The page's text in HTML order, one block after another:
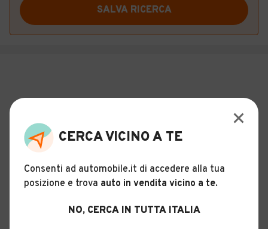
SALVA RICERCA
CERCA VICINO A TE
Consenti ad automobile.it di accedere alla tua
posizione e trova auto in vendita vicino a te.
NO, CERCA IN TUTTA ITALIA